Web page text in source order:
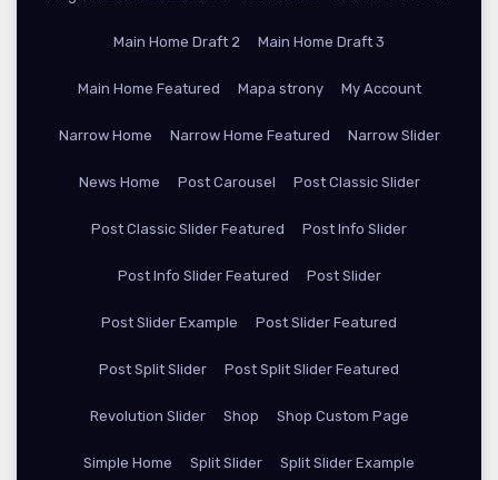
Main Home Draft 2 Main Home Draft 3
Main Home Featured Mapa strony My Account
Narrow Home Narrow Home Featured Narrow Slider
News Home Post Carousel Post Classic Slider
Post Classic Slider Featured Post Info Slider
Post Info Slider Featured Post Slider
Post Slider Example Post Slider Featured
Post Split Slider Post Split Slider Featured
Revolution Slider Shop Shop Custom Page
Simple Home Split Slider Split Slider Example